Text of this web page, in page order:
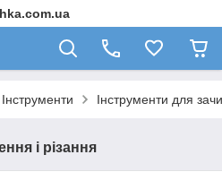
Інструменти Інструменти для
і різання